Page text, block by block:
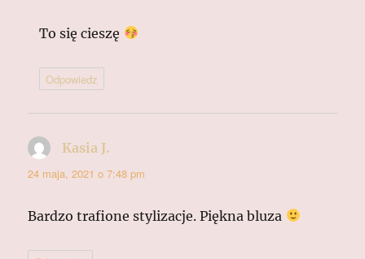
To się cieszę
Odpowiedz
Kasia J.
24 maja, 2021 o 7:48 pm
Bardzo trafione stylizacje. Piękna bluza